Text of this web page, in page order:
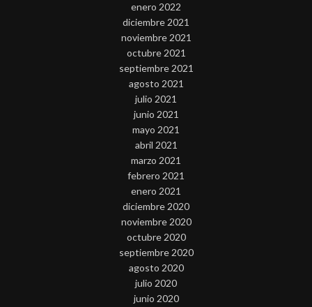
enero 2022
diciembre 2021
noviembre 2021
octubre 2021
septiembre 2021
agosto 2021
julio 2021
junio 2021
mayo 2021
abril 2021
marzo 2021
febrero 2021
enero 2021
diciembre 2020
noviembre 2020
octubre 2020
septiembre 2020
agosto 2020
julio 2020
junio 2020